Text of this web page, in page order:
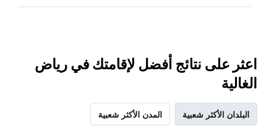
اعثر على نتائج أفضل لإقامتك في رياض
الغالية
البلدان الأكثر شعبية المدن الأكثر شعبية